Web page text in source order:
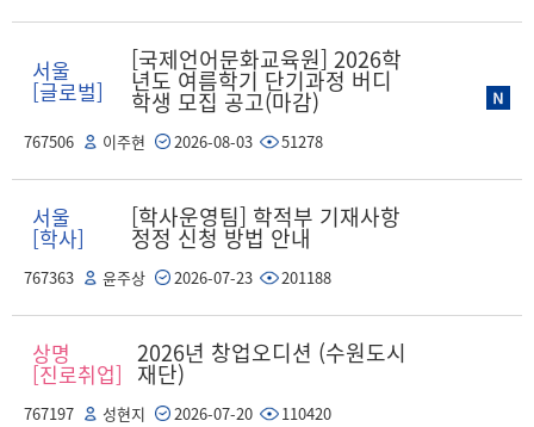
서울
[글로벌]
[국제언어문화교육원] 2026학
년도 여름학기 단기과정 버디
학생 모집 공고(마감)
767506 이주현 2026-08-03 51278
서울
[학사]
[학사운영팀] 학적부 기재사항
정정 신청 방법 안내
767363 윤주상 2026-07-23 201188
상명
[진로취업]
2026년 창업오디션 (수원도시
재단)
767197 성현지 2026-07-20 110420